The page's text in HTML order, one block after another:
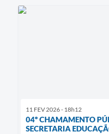
11 FEV 2026 - 18h12
04º CHAMAMENTO
SECRETARIA